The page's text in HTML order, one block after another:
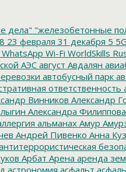
дела" "железобетонные
23 февраля 31 декабря 5 5G
WhatsApp Wi-Fi WorldSkills
АЭС август Авдалян
автобусный парк
ответственность
Винников Александр
Александра Филиппова
альманах Амур
Андрей Пивенко Анна
Арбат Арена аренда
астрономия асфальт